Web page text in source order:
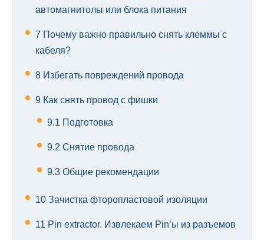
автомагнитолы или блока питания
7 Почему важно правильно снять клеммы с
кабеля?
8 Избегать повреждений провода
9 Как снять провод с фишки
9.1 Подготовка
9.2 Снятие провода
9.3 Общие рекомендации
10 Зачистка фторопластовой изоляции
11 Pin extractor. Извлекаем Pin’ы из разъемов